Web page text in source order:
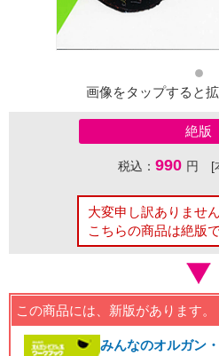
画像をタップすると拡
絶版
税込： 990 円 [
大変申し訳ありません
こちらの商品は絶版
この商品には、新版があります。
みんなのオルガン